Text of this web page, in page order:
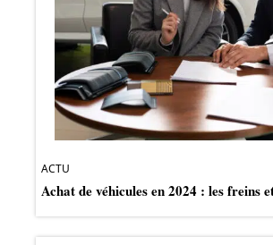
ACTU
Achat de véhicules en 2024 : les freins